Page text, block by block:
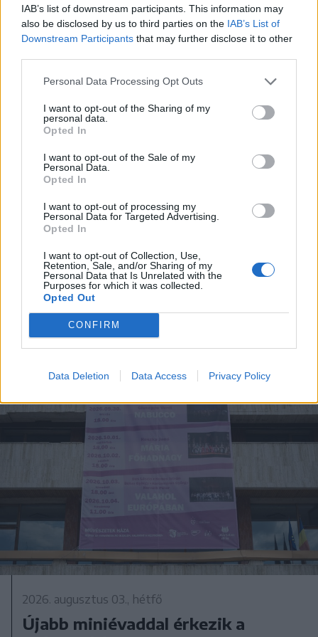
IAB’s list of downstream participants. This information may
also be disclosed by us to third parties on the IAB’s List of
Downstream Participants that may further disclose it to other
Personal Data Processing Opt Outs
I want to opt-out of the Sharing of my
personal data.
Opted In
I want to opt-out of the Sale of my
Personal Data.
Opted In
I want to opt-out of processing my
Personal Data for Targeted Advertising.
Opted In
I want to opt-out of Collection, Use,
Retention, Sale, and/or Sharing of my
Personal Data that Is Unrelated with the
Purposes for which it was collected.
Opted Out
CONFIRM
Data Deletion Data Access Privacy Policy
2026. augusztus 04., kedd
Jazzre hangolódik Csíkszereda:
világsztárokkal, helyi
tehetségekkel és új reményekkel
érkezik a 16. Csíki Jazz
2026. augusztus 03., hétfő
Újabb miniévaddal érkezik a